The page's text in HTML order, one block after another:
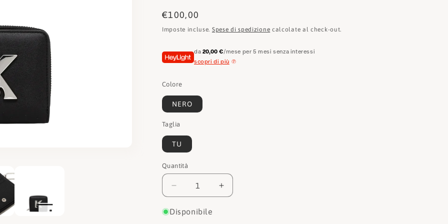
o
r
Prezzo
di
€100,00
Imposte incluse. Spese di spedizione calcolate al check-out.
da 20,00 €/mese per 5 mesi senza interessi
scopri di più
Colore
NERO
Taglia
TU
Quantità
Quantità
Diminuisci
quantità
per
Aumenta
quantità
Disponibile